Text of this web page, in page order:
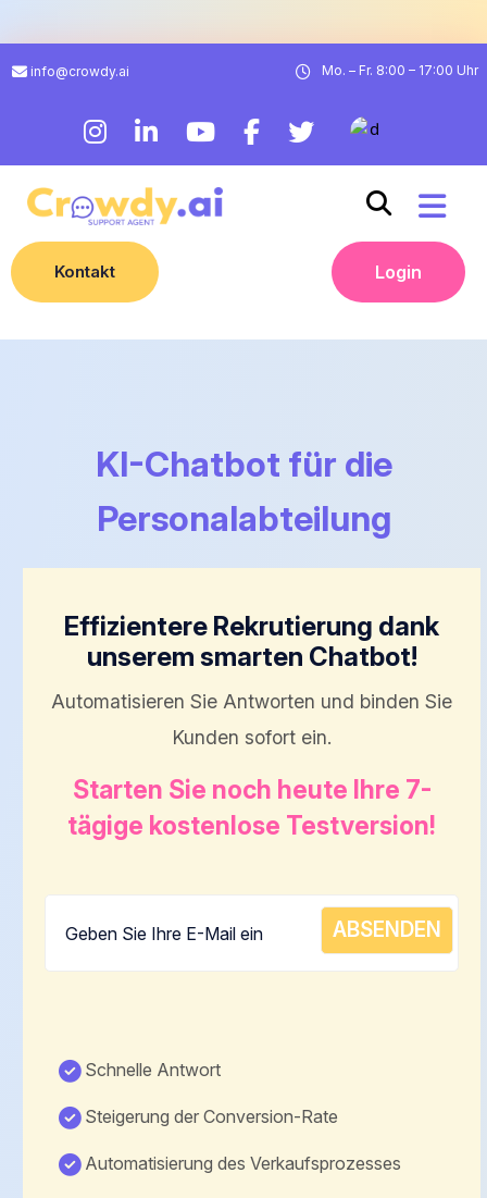
info@crowdy.ai Mo. – Fr. 8:00 – 17:00 Uhr
Kontakt Login
KI-Chatbot für die
Personalabteilung
Effizientere Rekrutierung dank
unserem smarten Chatbot!
Automatisieren Sie Antworten und binden Sie
Kunden sofort ein.
Starten Sie noch heute Ihre 7-
tägige kostenlose Testversion!
Schnelle Antwort
Steigerung der Conversion-Rate
Automatisierung des Verkaufsprozesses